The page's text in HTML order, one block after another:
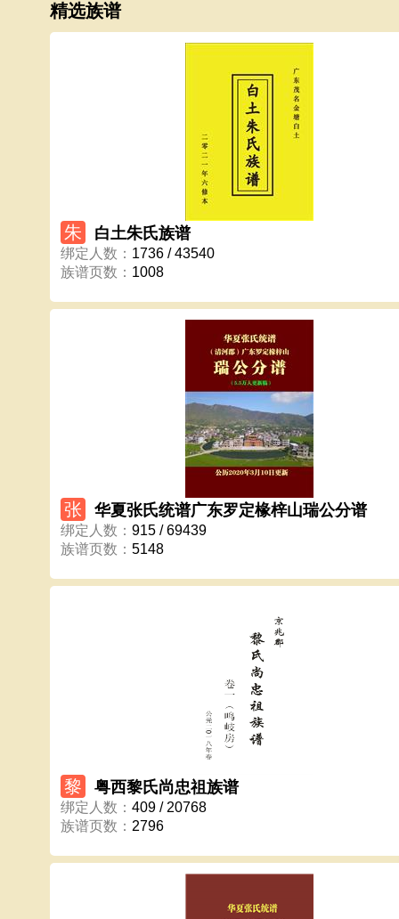
林
梁氏 马 麦
马宝山 倪
盘 彭
丘 区 全
阮 申
孙
汤 唐
文 翁
萧 谢 辛 熊 徐 许 严 颜
殷 尹
赵 郑
朱 祝 庄 卓
精选族谱
朱 白土朱氏族谱
绑定人数 ： 1736 / 43540
族谱页数 ： 1008
张 华夏张氏统谱广东罗定椽梓山瑞公分谱
绑定人数 ： 915 / 69439
族谱页数 ： 5148
黎 粤西黎氏尚忠祖族谱
绑定人数 ： 409 / 20768
族谱页数 ： 2796